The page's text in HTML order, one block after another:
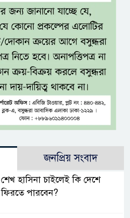
জনপ্রিয় সংবাদ
শেখ হাসিনা চাইলেই কি দেশে
ফিরতে পারবেন?